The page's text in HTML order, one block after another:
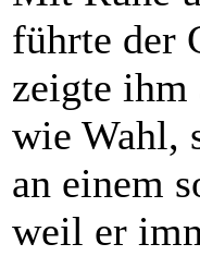
führte der
zeigte ihm
wie Wahl,
an einem
weil er